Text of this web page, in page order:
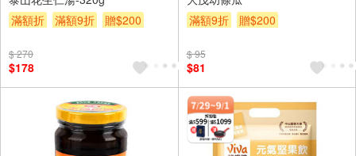
滿額折
滿額9折 贈$200
$ 270
$178
滿額9折
贈$200
$ 95
$81